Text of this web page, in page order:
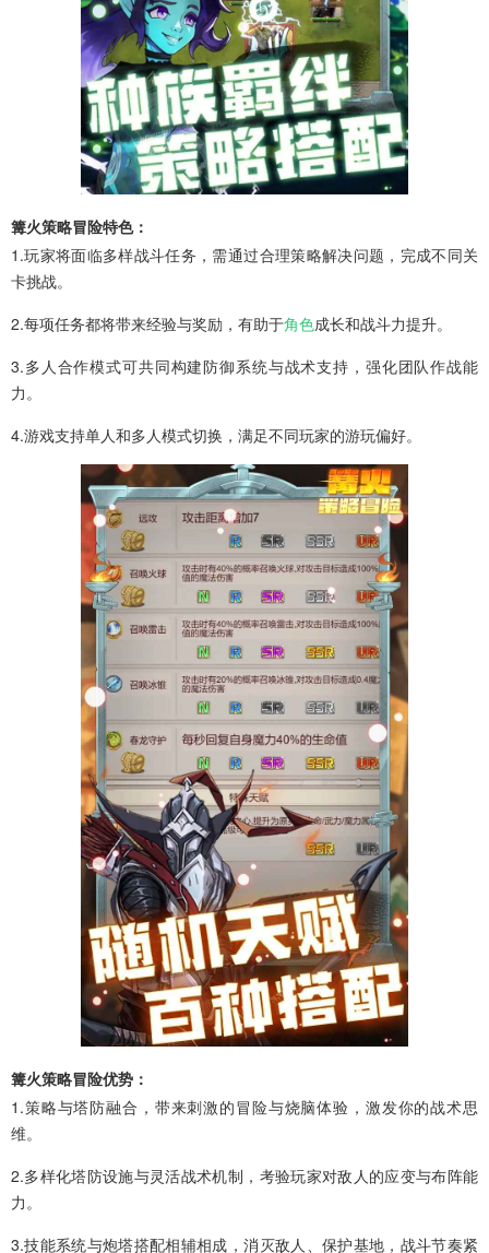
篝火策略冒险特色：
1.玩家将面临多样战斗任务，需通过合理策略解决问题，完成不同关
卡挑战。
2.每项任务都将带来经验与奖励，有助于角色成长和战斗力提升。
3.多人合作模式可共同构建防御系统与战术支持，强化团队作战能
力。
4.游戏支持单人和多人模式切换，满足不同玩家的游玩偏好。
篝火策略冒险优势：
1.策略与塔防融合，带来刺激的冒险与烧脑体验，激发你的战术思
维。
2.多样化塔防设施与灵活战术机制，考验玩家对敌人的应变与布阵能
力。
3.技能系统与炮塔搭配相辅相成，消灭敌人、保护基地，战斗节奏紧